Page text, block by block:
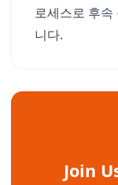
로세스로 후속
니다.
Join